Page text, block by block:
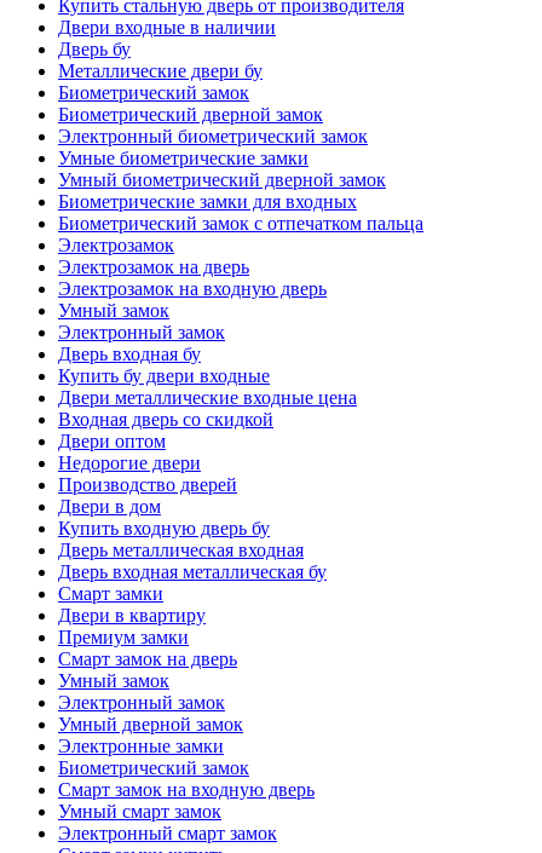
Купить стальную дверь от производителя
Двери входные в наличии
Дверь бу
Металлические двери бу
Биометрический замок
Биометрический дверной замок
Электронный биометрический замок
Умные биометрические замки
Умный биометрический дверной замок
Биометрические замки для входных
Биометрический замок с отпечатком пальца
Электрозамок
Электрозамок на дверь
Электрозамок на входную дверь
Умный замок
Электронный замок
Дверь входная бу
Купить бу двери входные
Двери металлические входные цена
Входная дверь со скидкой
Двери оптом
Недорогие двери
Производство дверей
Двери в дом
Купить входную дверь бу
Дверь металлическая входная
Дверь входная металлическая бу
Смарт замки
Двери в квартиру
Премиум замки
Смарт замок на дверь
Умный замок
Электронный замок
Умный дверной замок
Электронные замки
Биометрический замок
Смарт замок на входную дверь
Умный смарт замок
Электронный смарт замок